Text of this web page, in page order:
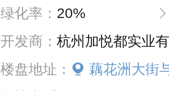
绿化率： 20%
开发商： 杭州加悦都实业
楼盘地址：
藕花洲大街